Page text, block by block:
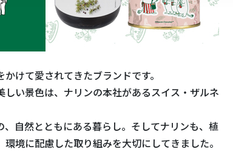
けて愛されてきたブランドです。
い景色は、ナリンの本社があるスイス・ザルネ
自然とともにある暮らし。そしてナリンも、植
境に配慮した取り組みを大切にしてきました。